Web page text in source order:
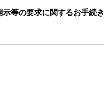
等の要求に関するお手続き